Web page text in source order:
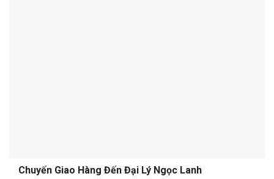
Chuyến Giao Hàng Đến Đại Lý Ngọc Lanh